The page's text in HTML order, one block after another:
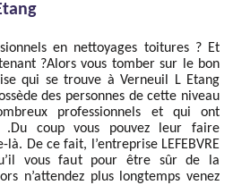
en nettoyages toitures ? Et
?Alors vous tomber sur le bon
qui se trouve à Verneuil L Etang
des personnes de cette niveau
professionnels et qui ont
.Du coup vous pouvez leur faire
De ce fait, l’entreprise LEFEBVRE
vous faut pour être sûr de la
n’attendez plus longtemps venez